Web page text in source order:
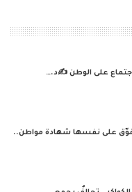
على الوطن ✍️د.…
على نفسها شهادة مواطن..